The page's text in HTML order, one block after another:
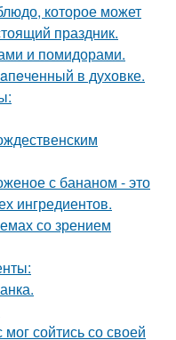
которое может
праздник.
и помидорами.
в духовке.
с бананом - это
ингредиентов.
со зрением
сойтись со своей